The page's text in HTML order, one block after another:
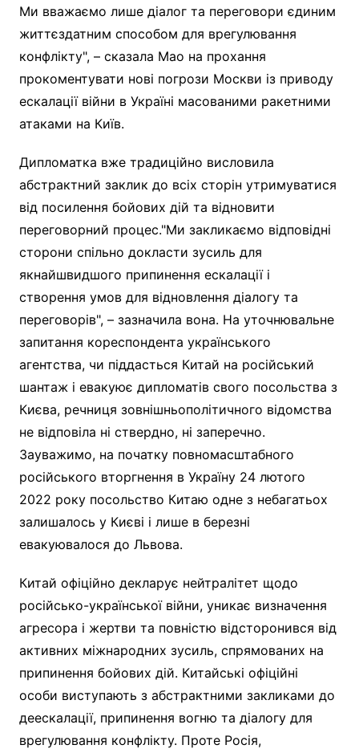
Ми вважаємо лише діалог та переговори єдиним
життєздатним способом для врегулювання
конфлікту", – сказала Мао на прохання
прокоментувати нові погрози Москви із приводу
ескалації війни в Україні масованими ракетними
атаками на Київ.
Дипломатка вже традиційно висловила
абстрактний заклик до всіх сторін утримуватися
від посилення бойових дій та відновити
переговорний процес."Ми закликаємо відповідні
сторони спільно докласти зусиль для
якнайшвидшого припинення ескалації і
створення умов для відновлення діалогу та
переговорів", – зазначила вона. На уточнювальне
запитання кореспондента українського
агентства, чи піддасться Китай на російський
шантаж і евакуює дипломатів свого посольства з
Києва, речниця зовнішньополітичного відомства
не відповіла ні ствердно, ні заперечно.
Зауважимо, на початку повномасштабного
російського вторгнення в Україну 24 лютого
2022 року посольство Китаю одне з небагатьох
залишалось у Києві і лише в березні
евакуювалося до Львова.
Китай офіційно декларує нейтралітет щодо
російсько-української війни, уникає визначення
агресора і жертви та повністю відсторонився від
активних міжнародних зусиль, спрямованих на
припинення бойових дій. Китайські офіційні
особи виступають з абстрактними закликами до
деескалації, припинення вогню та діалогу для
врегулювання конфлікту. Проте Росія,